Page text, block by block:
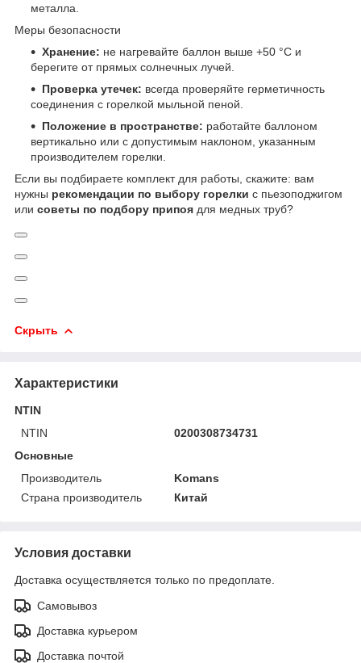
металла.
Меры безопасности
Хранение: не нагревайте баллон выше +50 °C и
берегите от прямых солнечных лучей.
Проверка утечек: всегда проверяйте герметичность
соединения с горелкой мыльной пеной.
Положение в пространстве: работайте баллоном
вертикально или с допустимым наклоном, указанным
производителем горелки.
Если вы подбираете комплект для работы, скажите: вам
нужны рекомендации по выбору горелки с пьезоподжигом
или советы по подбору припоя для медных труб?
Скрыть
Характеристики
NTIN
NTIN
0200308734731
Основные
Производитель
Komans
Страна производитель
Китай
Условия доставки
Доставка осуществляется только по предоплате.
Самовывоз
Доставка курьером
Доставка почтой